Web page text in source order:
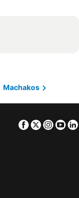
Machakos
Facebook
Twitter